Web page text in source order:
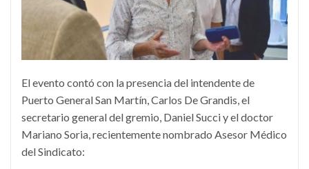
El evento contó con la presencia del intendente de
Puerto General San Martín, Carlos De Grandis, el
secretario general del gremio, Daniel Succi y el doctor
Mariano Soria, recientemente nombrado Asesor Médico
del Sindicato: